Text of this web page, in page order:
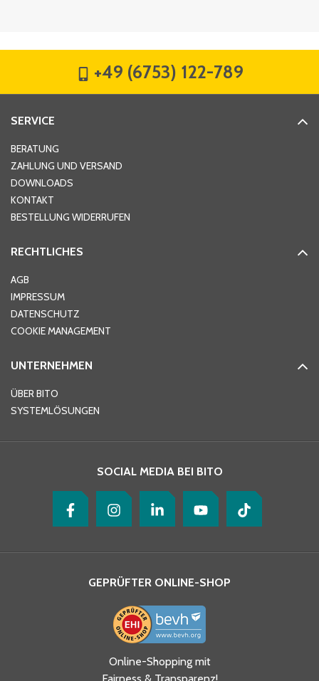
Hausnummer
Ort*
Telefon
Ja, ich habe die
Datenschutzhinweise gelesen
+49 (6753) 122-789
SERVICE
BERATUNG
ZAHLUNG UND VERSAND
DOWNLOADS
KONTAKT
BESTELLUNG WIDERRUFEN
RECHTLICHES
AGB
IMPRESSUM
DATENSCHUTZ
COOKIE MANAGEMENT
UNTERNEHMEN
ÜBER BITO
SYSTEMLÖSUNGEN
SOCIAL MEDIA BEI BITO
GEPRÜFTER ONLINE-SHOP
Online-Shopping mit